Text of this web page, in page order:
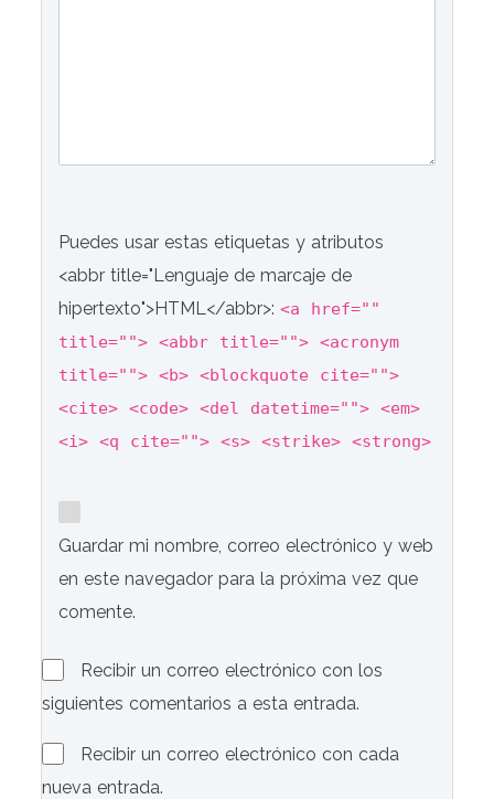
Puedes usar estas etiquetas y atributos
<abbr title="Lenguaje de marcaje de
hipertexto">HTML</abbr>:<a href=""
title=""> <abbr title=""> <acronym
title=""> <b> <blockquote cite="">
<cite> <code> <del datetime=""> <em>
<i> <q cite=""> <s> <strike> <strong>
Guardar mi nombre, correo electrónico y web
en este navegador para la próxima vez que
comente.
Recibir un correo electrónico con los
siguientes comentarios a esta entrada.
Recibir un correo electrónico con cada
nueva entrada.